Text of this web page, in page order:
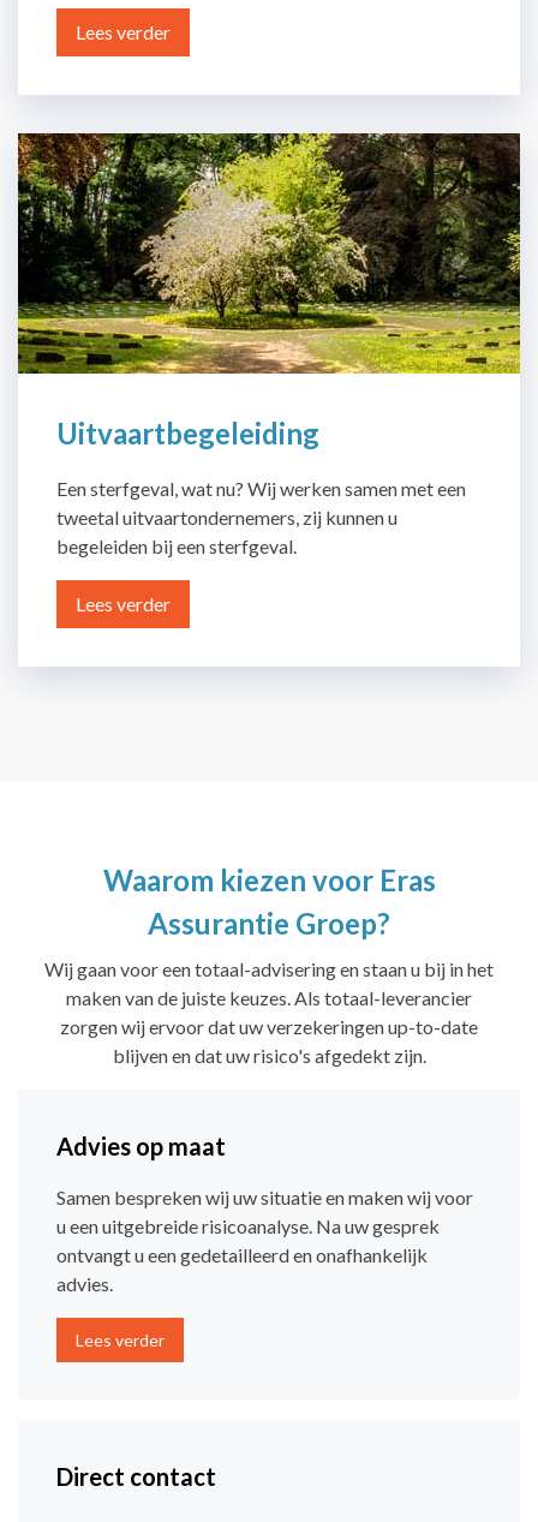
Lees verder
Uitvaartbegeleiding
Een sterfgeval, wat nu? Wij werken samen met een
tweetal uitvaartondernemers, zij kunnen u
begeleiden bij een sterfgeval.
Lees verder
Waarom kiezen voor Eras
Assurantie Groep?
Wij gaan voor een totaal-advisering en staan u bij in het
maken van de juiste keuzes. Als totaal-leverancier
zorgen wij ervoor dat uw verzekeringen up-to-date
blijven en dat uw risico's afgedekt zijn.
Advies op maat
Samen bespreken wij uw situatie en maken wij voor
u een uitgebreide risicoanalyse. Na uw gesprek
ontvangt u een gedetailleerd en onafhankelijk
advies.
Lees verder
Direct contact